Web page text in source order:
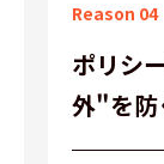
Reason 04
ポリシ
外"を防